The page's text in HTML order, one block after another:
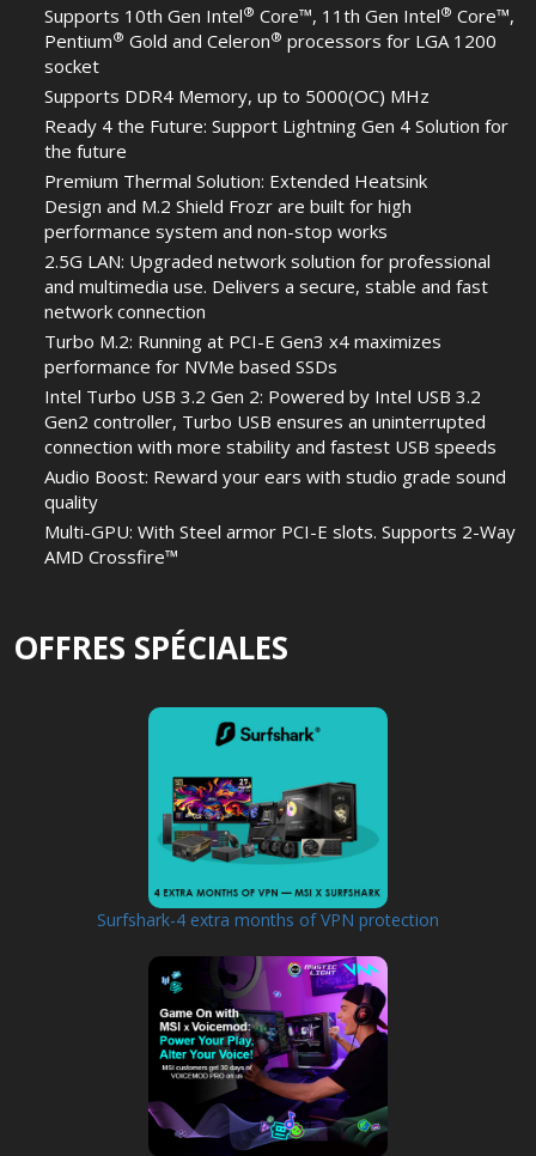
Supports 10th Gen Intel® Core™, 11th Gen Intel® Core™,
Pentium® Gold and Celeron® processors for LGA 1200
socket
Supports DDR4 Memory, up to 5000(OC) MHz
Ready 4 the Future: Support Lightning Gen 4 Solution for
the future
Premium Thermal Solution: Extended Heatsink
Design and M.2 Shield Frozr are built for high
performance system and non-stop works
2.5G LAN: Upgraded network solution for professional
and multimedia use. Delivers a secure, stable and fast
network connection
Turbo M.2: Running at PCI-E Gen3 x4 maximizes
performance for NVMe based SSDs
Intel Turbo USB 3.2 Gen 2: Powered by Intel USB 3.2
Gen2 controller, Turbo USB ensures an uninterrupted
connection with more stability and fastest USB speeds
Audio Boost: Reward your ears with studio grade sound
quality
Multi-GPU: With Steel armor PCI-E slots. Supports 2-Way
AMD Crossfire™
OFFRES SPÉCIALES
Surfshark-4 extra months of VPN protection